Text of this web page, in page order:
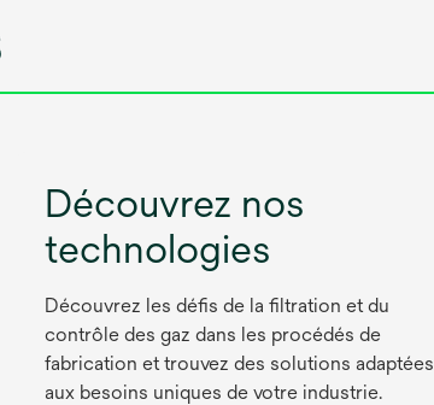
Découvrez nos
technologies
Découvrez les défis de la filtration et du
contrôle des gaz dans les procédés de
fabrication et trouvez des solutions adaptées
aux besoins uniques de votre industrie.